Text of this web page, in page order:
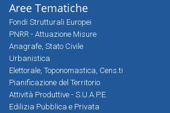
Aree Tematiche
Fondi Strutturali Europei
PNRR - Attuazione Misure
Anagrafe, Stato Civile
Urbanistica
Elettorale, Toponomastica, Cens.ti
Pianificazione del Territorio
Attività Produttive - S.U.A.P.E.
Edilizia Pubblica e Privata